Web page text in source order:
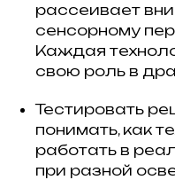
рассеивает
сенсорному
Каждая
свою роль в
Тестировать
понимать, как
работать в
при разной